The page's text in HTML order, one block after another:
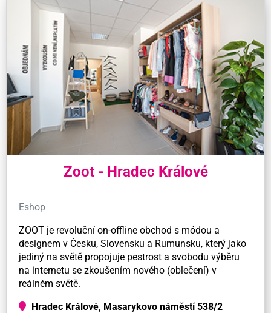
Zoot - Hradec Králové
Eshop
ZOOT je revoluční on-offline obchod s módou a
designem v Česku, Slovensku a Rumunsku, který jako
jediný na světě propojuje pestrost a svobodu výběru
na internetu se zkoušením nového (oblečení) v
reálném světě.
Hradec Králové, Masarykovo náměstí 538/2